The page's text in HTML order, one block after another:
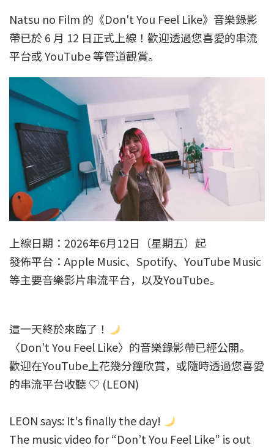
Natsu no Film 的《Don't You Feel Like》音樂錄影
帶已於 6 月 12 日正式上線！歡迎透過您喜愛的串流
平台或 YouTube 等管道觀賞。
上線日期：2026年6月12日（星期五）起
發佈平台：Apple Music、Spotify、YouTube Music
等主要音樂影片串流平台，以及YouTube。
這一天終於來臨了！
〈Don’t You Feel Like〉的音樂錄影帶已經公開。
歡迎在YouTube上花幾分鐘欣賞，或隨時透過您喜愛
的串流平台收聽 ♡ (LEON)
LEON says: It's finally the day!
The music video for “Don’t You Feel Like” is out